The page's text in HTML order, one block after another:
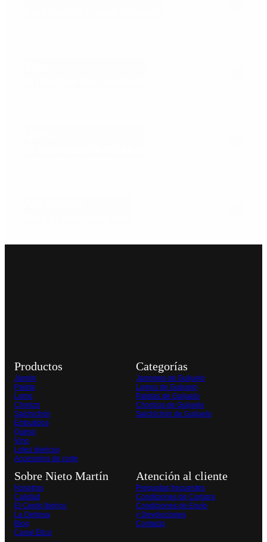
Productos
Jamón
Paleta
Lomo
Chorizo
Salchichón
Embutidos
Queso
Vino
Lotes ibéricos
Accesorios de corte
Categorías
Jamones de Guijuelo
Lomos de Guijuelo
Paletas de Guijuelo
Chorizos de Guijuelo
Salchichón de Guijuelo
Sobre Nieto Martín
Nosotros
Calidad
El Cerdo Ibérico
La Dehesa
Blog
Canal Ético
Atención al cliente
Preguntas frecuentes
Condiciones de Compra
Condiciones de Envío
y Devoluciones
Contacto